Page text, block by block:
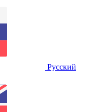
Русский